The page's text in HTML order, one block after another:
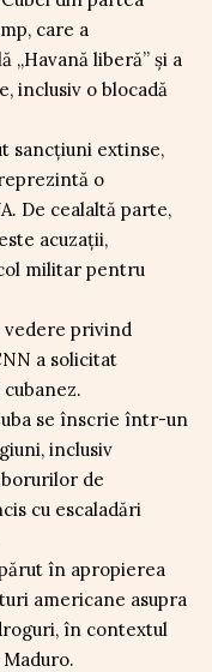
care a
liberă” și a
inclusiv o blocadă
sancțiuni extinse,
o
De cealaltă parte,
acuzații,
militar pentru
vedere privind
a solicitat
se înscrie într-un
inclusiv
de
cu escaladări
în apropierea
americane asupra
în contextul